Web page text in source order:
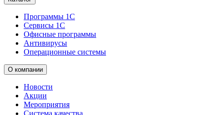
Программы 1С
Сервисы 1С
Офисные программы
Антивирусы
Операционные системы
О компании
Новости
Акции
Мероприятия
Система качества